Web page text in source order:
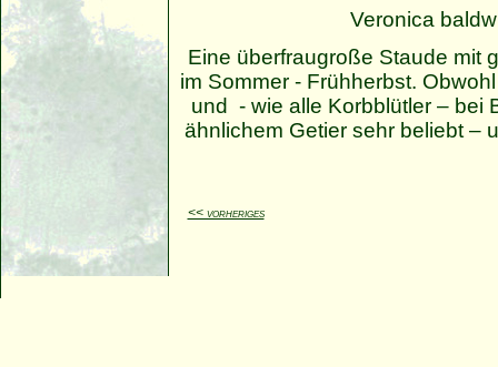
Veronica
Eine überfraugroße Staude mit
im Sommer - Frühherbst.
und - wie alle Korbblütler – bei
ähnlichem Getier sehr beliebt –
<< vorheriges